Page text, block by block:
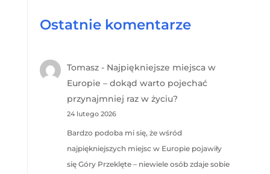
Ostatnie komentarze
Tomasz - Najpiękniejsze miejsca w
Europie – dokąd warto pojechać
przynajmniej raz w życiu?
24 lutego 2026
Bardzo podoba mi się, że wśród
najpiękniejszych miejsc w Europie pojawiły
się Góry Przeklęte – niewiele osób zdaje sobie